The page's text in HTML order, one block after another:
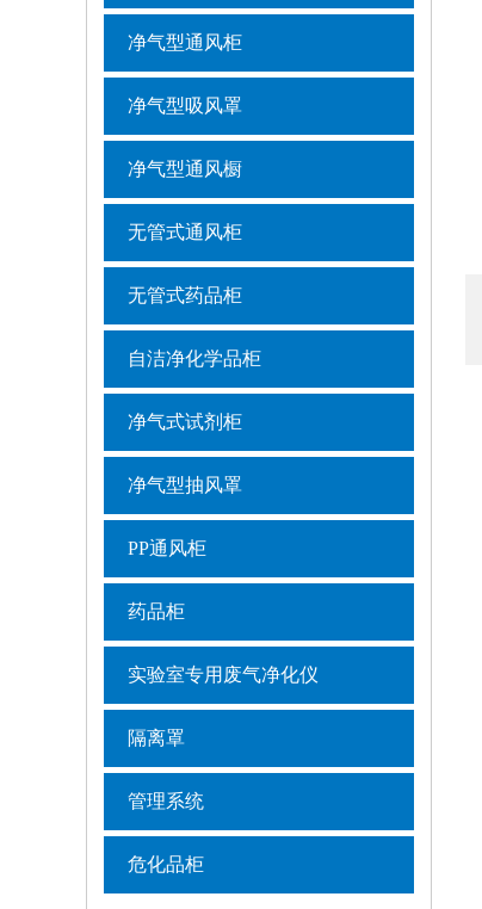
净气型通风柜
净气型吸风罩
净气型通风橱
无管式通风柜
无管式药品柜
自洁净化学品柜
净气式试剂柜
净气型抽风罩
PP通风柜
药品柜
实验室专用废气净化仪
隔离罩
管理系统
危化品柜